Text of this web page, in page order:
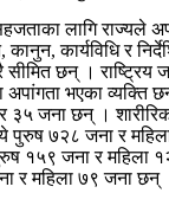
लागि राज्यले
कानुन, कार्यविधि र
छन् ।
अपांगता भएका व्यक्ति
३५ जना छन् ।
पुरुष ७२८ जना र
१५९ जना र महिला
र महिला ७९ जना छन्